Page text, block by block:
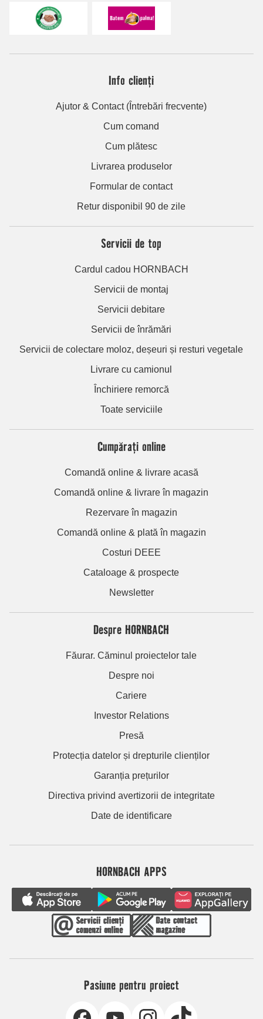
Info clienți
Ajutor & Contact (Întrebări frecvente)
Cum comand
Cum plătesc
Livrarea produselor
Formular de contact
Retur disponibil 90 de zile
Servicii de top
Cardul cadou HORNBACH
Servicii de montaj
Servicii debitare
Servicii de înrămări
Servicii de colectare moloz, deșeuri și resturi vegetale
Livrare cu camionul
Închiriere remorcă
Toate serviciile
Cumpărați online
Comandă online & livrare acasă
Comandă online & livrare în magazin
Rezervare în magazin
Comandă online & plată în magazin
Costuri DEEE
Cataloage & prospecte
Newsletter
Despre HORNBACH
Făurar. Căminul proiectelor tale
Despre noi
Cariere
Investor Relations
Presă
Protecția datelor și drepturile clienților
Garanția prețurilor
Directiva privind avertizorii de integritate
Date de identificare
HORNBACH APPS
Pasiune pentru proiect